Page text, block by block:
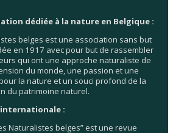
dédiée à la nature en Belgique :
belges est une association sans but
en 1917 avec pour but de rassembler
qui ont une approche naturaliste de
du monde, une passion et une
la nature et un souci profond de la
du patrimoine naturel.
internationale :
Naturalistes belges” est une revue